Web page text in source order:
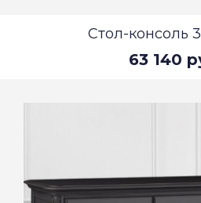
Стол-консоль
63 140